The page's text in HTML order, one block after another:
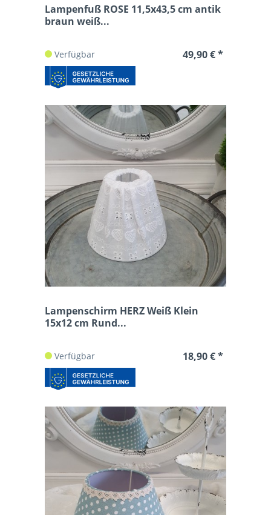
Lampenfuß ROSE 11,5x43,5 cm antik
braun weiß...
Verfügbar 49,90 € *
Lampenschirm HERZ Weiß Klein
15x12 cm Rund...
Verfügbar 18,90 € *